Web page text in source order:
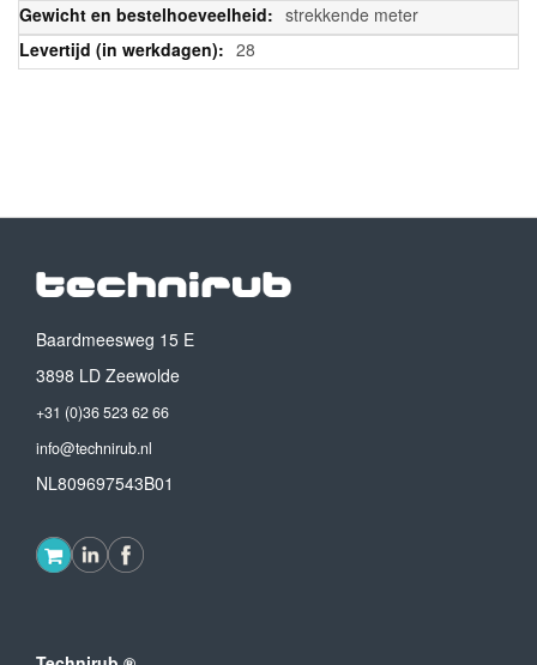
strekkende meter
28
Baardmeesweg 15 E
3898 LD Zeewolde
+31 (0)36 523 62 66
info@technirub.nl
NL809697543B01